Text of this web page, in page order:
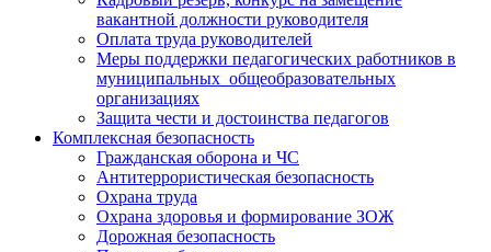
вакантной должности руководителя
Оплата труда руководителей
Меры поддержки педагогических работников в
муниципальных общеобразовательных
организациях
Защита чести и достоинства педагогов
Комплексная безопасность
Гражданская оборона и ЧС
Антитеррористическая безопасность
Охрана труда
Охрана здоровья и формирование ЗОЖ
Дорожная безопасность